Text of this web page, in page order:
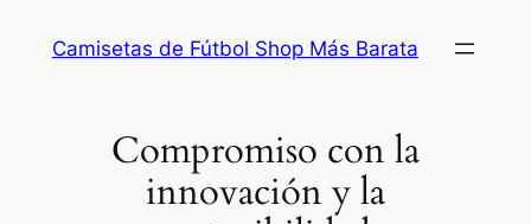
Camisetas de Fútbol Shop Más Barata
Compromiso con la
innovación y la